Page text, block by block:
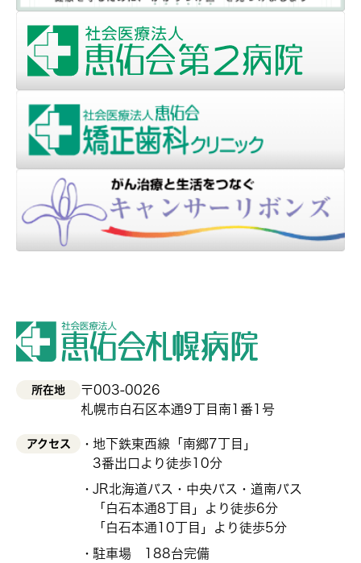
所在地
〒003-0026
札幌市白石区本通9丁目南1番1号
アクセス
地下鉄東西線「南郷7丁目」
3番出口より徒歩10分
JR北海道バス・中央バス・道南バス
「白石本通8丁目」より徒歩6分
「白石本通10丁目」より徒歩5分
駐車場 188台完備